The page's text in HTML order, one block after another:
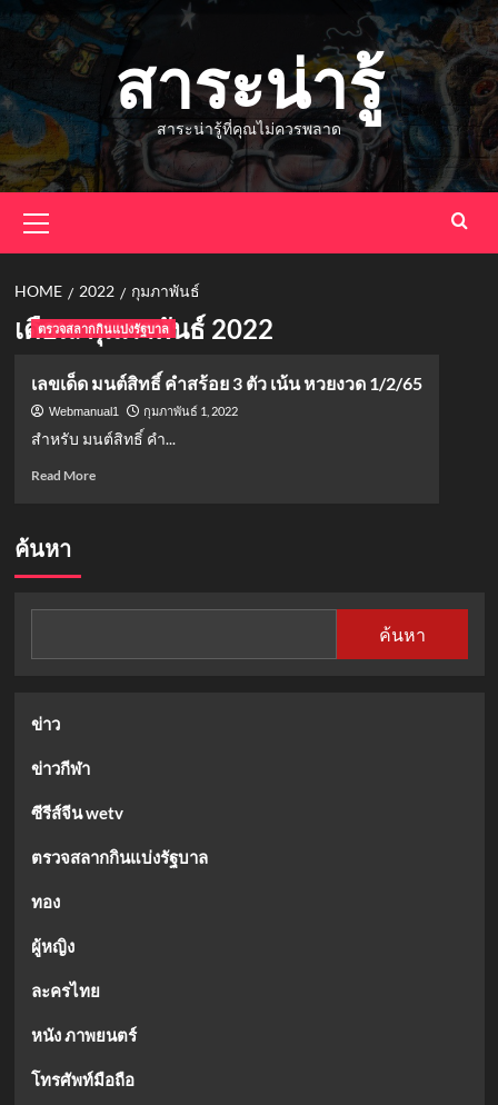
Skip
สาระน่ารู้
สาระน่ารู้ที่คุณไม่ควรพลาด
Menu
HOME 2022 กุมภาพันธ์
เดือน:กุมภาพันธ์ 2022
ตรวจสลากกินแบ่งรัฐบาล
เลขเด็ด มนต์สิทธิ์ คำสร้อย 3 ตัว เน้น หวยงวด 1/2/65
Webmanual1 กุมภาพันธ์ 1, 2022
สำหรับ มนต์สิทธิ์ คำ...
Read MoreRead
3
ค้นหา
ค้นหา
ข่าว
ข่าวกีฬา
ซีรีส์จีน wetv
ตรวจสลากกินแบ่งรัฐบาล
ทอง
ผู้หญิง
ละครไทย
หนัง ภาพยนตร์
โทรศัพท์มือถือ